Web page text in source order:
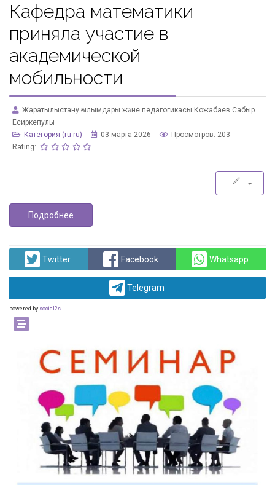
Кафедра математики
приняла участие в
академической
мобильности
Жаратылыстану ғылымдары және педагогикасы Кожабаев Сабыр
Есиркепулы
Категория (ru-ru)
03 марта 2026
Просмотров: 203
Rating:
Подробнее
Twitter Facebook Whatsapp
Telegram
powered by social2s